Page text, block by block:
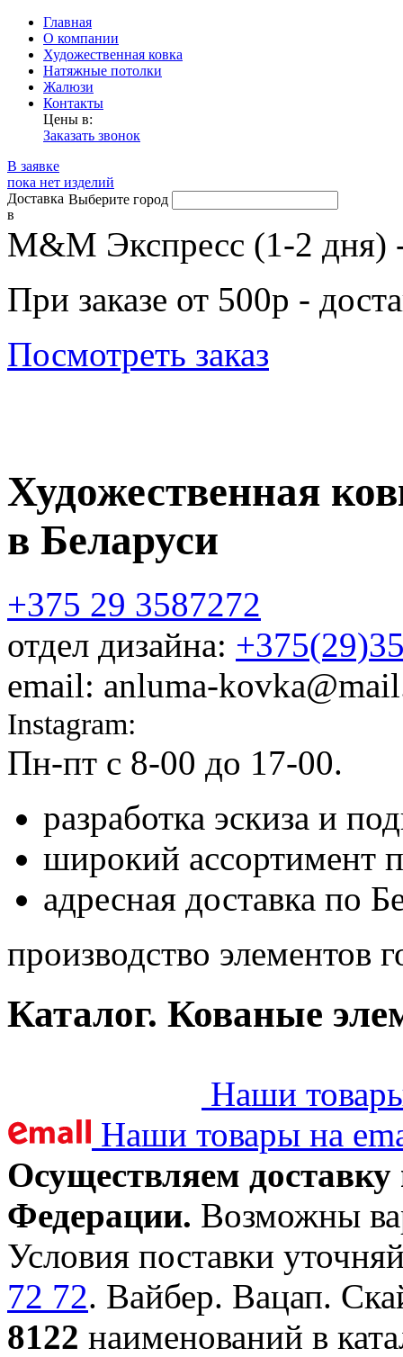
Главная
О компании
Художественная ковка
Натяжные потолки
Жалюзи
Контакты
Цены в:
Заказать звонок
В заявке
пока нет изделий
Доставка
в
Выберите город
М&М Экспресс (1-2 дня)
При заказе от 500р -
Посмотреть заказ
Художественная
в Беларуси
+375 29 3587272
отдел дизайна:
email: anluma-
Instagram:
Пн-пт c 8-00 до 17-00.
разработка эскиза и
широкий ассортимент
адресная доставка по
производство элементов
Каталог. Кованые
Наши
Наши товары на
Осуществляем
Федерации. Возможны
Условия поставки
72 72. Вайбер. Вацап.
8122 наименований в